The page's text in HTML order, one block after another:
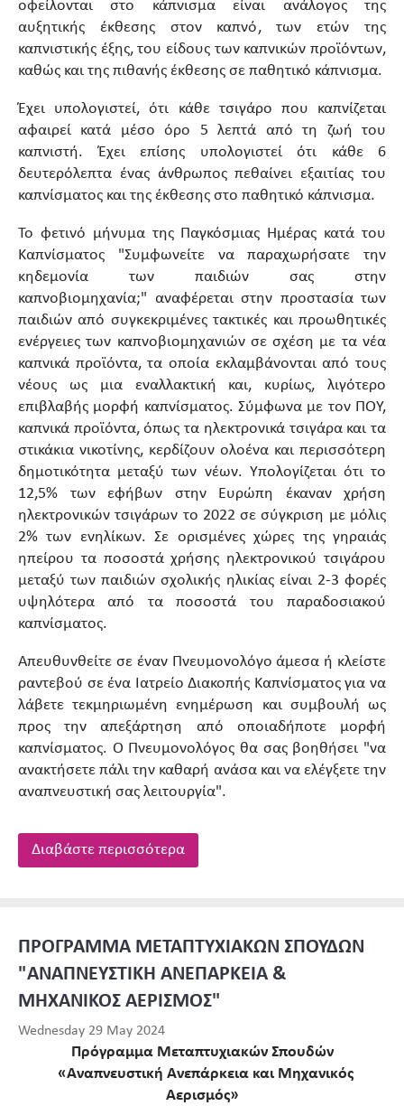
οφείλονται στο κάπνισμα είναι ανάλογος της
αυξητικής έκθεσης στον καπνό, των ετών της
καπνιστικής έξης, του είδους των καπνικών προϊόντων,
καθώς και της πιθανής έκθεσης σε παθητικό κάπνισμα.
Έχει υπολογιστεί, ότι κάθε τσιγάρο που καπνίζεται
αφαιρεί κατά μέσο όρο 5 λεπτά από τη ζωή του
καπνιστή. Έχει επίσης υπολογιστεί ότι κάθε 6
δευτερόλεπτα ένας άνθρωπος πεθαίνει εξαιτίας του
καπνίσματος και της έκθεσης στο παθητικό κάπνισμα.
Το φετινό μήνυμα της Παγκόσμιας Ημέρας κατά του
Καπνίσματος "Συμφωνείτε να παραχωρήσατε την
κηδεμονία των παιδιών σας στην
καπνοβιομηχανία;" αναφέρεται στην προστασία των
παιδιών από συγκεκριμένες τακτικές και προωθητικές
ενέργειες των καπνοβιομηχανιών σε σχέση με τα νέα
καπνικά προϊόντα, τα οποία εκλαμβάνονται από τους
νέους ως μια εναλλακτική και, κυρίως, λιγότερο
επιβλαβής μορφή καπνίσματος. Σύμφωνα με τον ΠΟΥ,
καπνικά προϊόντα, όπως τα ηλεκτρονικά τσιγάρα και τα
στικάκια νικοτίνης, κερδίζουν ολοένα και περισσότερη
δημοτικότητα μεταξύ των νέων. Υπολογίζεται ότι το
12,5% των εφήβων στην Ευρώπη έκαναν χρήση
ηλεκτρονικών τσιγάρων το 2022 σε σύγκριση με μόλις
2% των ενηλίκων. Σε ορισμένες χώρες της γηραιάς
ηπείρου τα ποσοστά χρήσης ηλεκτρονικού τσιγάρου
μεταξύ των παιδιών σχολικής ηλικίας είναι 2-3 φορές
υψηλότερα από τα ποσοστά του παραδοσιακού
καπνίσματος.
Απευθυνθείτε σε έναν Πνευμονολόγο άμεσα ή κλείστε
ραντεβού σε ένα Ιατρείο Διακοπής Καπνίσματος για να
λάβετε τεκμηριωμένη ενημέρωση και συμβουλή ως
προς την απεξάρτηση από οποιαδήποτε μορφή
καπνίσματος. Ο Πνευμονολόγος θα σας βοηθήσει "να
ανακτήσετε πάλι την καθαρή ανάσα και να ελέγξετε την
αναπνευστική σας λειτουργία".
Διαβάστε περισσότερα
ΠΡΟΓΡΑΜΜΑ ΜΕΤΑΠΤΥΧΙΑΚΩΝ ΣΠΟΥΔΩΝ
"ΑΝΑΠΝΕΥΣΤΙΚΗ ΑΝΕΠΑΡΚΕΙΑ &
ΜΗΧΑΝΙΚΟΣ ΑΕΡΙΣΜΟΣ"
Wednesday 29 May 2024
Πρόγραμμα Μεταπτυχιακών Σπουδών
«Αναπνευστική Ανεπάρκεια και Μηχανικός
Αερισμός»